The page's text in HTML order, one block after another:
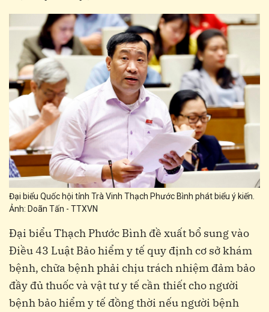
Đại biểu Quốc hội tỉnh Trà Vinh Thạch Phước Bình phát biểu ý kiến.
Ảnh: Doãn Tấn - TTXVN
Đại biểu Thạch Phước Bình đề xuất bổ sung vào
Điều 43 Luật Bảo hiểm y tế quy định cơ sở khám
bệnh, chữa bệnh phải chịu trách nhiệm đảm bảo
đầy đủ thuốc và vật tư y tế cần thiết cho người
bệnh bảo hiểm y tế đồng thời nếu người bệnh